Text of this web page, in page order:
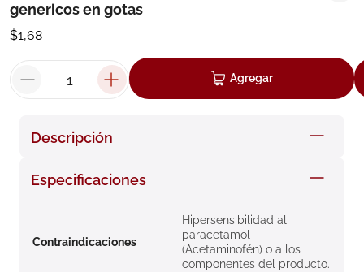
genericos en gotas
$1,68
Agregar
Descripción
Especificaciones
Contraindicaciones
Hipersensibilidad al
paracetamol
(Acetaminofén) o a los
componentes del producto.
3
cerave
7. isdin
roche posay